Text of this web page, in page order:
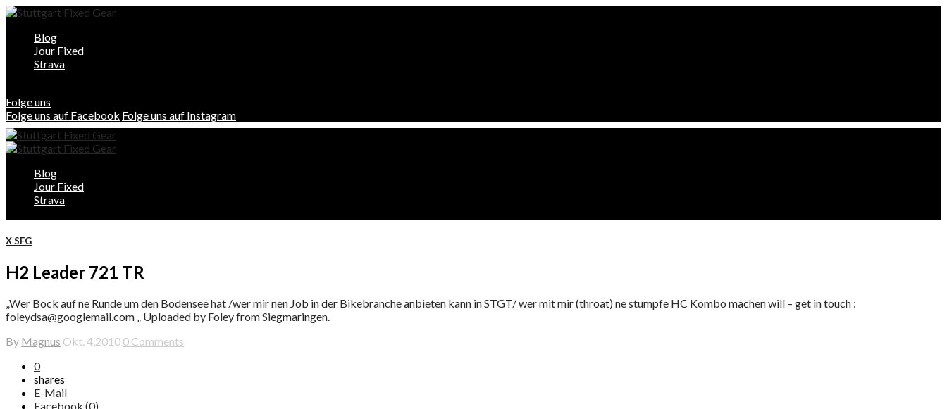
Blog
Jour Fixed
Strava
Folge uns
Folge uns auf Facebook Folge uns auf Instagram
Blog
Jour Fixed
Strava
X SFG
H2 Leader 721 TR
„Wer Bock auf ne Runde um den Bodensee hat /wer mir nen Job in der Bikebranche anbieten kann in STGT/ wer mit mir (throat) ne stumpfe HC Kombo machen will – get in touch :
foleydsa@googlemail.com „ Uploaded by Foley from Siegmaringen.
By Magnus Okt. 4,2010 0 Comments
0
shares
E-Mail
Facebook (0)